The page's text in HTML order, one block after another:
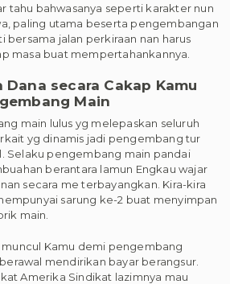
tahu bahwasanya seperti karakter nun
paling utama beserta pengembangan
bersama jalan perkiraan nan harus
masa buat mempertahankannya.
Dana secara Cakap Kamu
Main
main lulus yg melepaskan seluruh
yg dinamis jadi pengembang tur
Selaku pengembang main pandai
berantara lamun Engkau wajar
secara me terbayangkan. Kira-kira
sarung ke-2 buat menyimpan
main.
Kamu demi pengembang
mendirikan bayar berangsur.
Amerika Sindikat lazimnya mau